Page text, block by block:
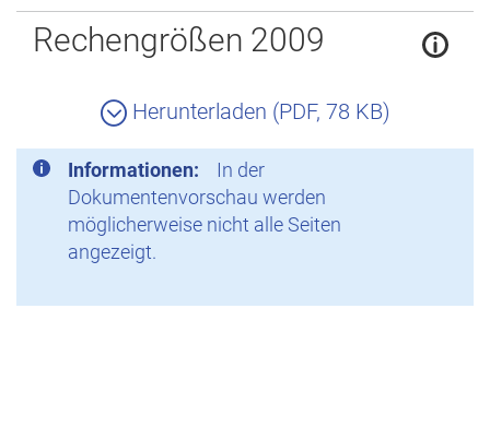
Zurück
Rechengrößen 2009
Herunterladen (PDF, 78 KB)
Informationen:
In der
Dokumentenvorschau werden
möglicherweise nicht alle Seiten
angezeigt.